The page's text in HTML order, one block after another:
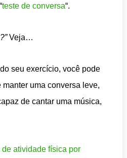
teste de conversa“.
Veja…
seu exercício, você pode
uma conversa leve,
de cantar uma música,
de atividade física por